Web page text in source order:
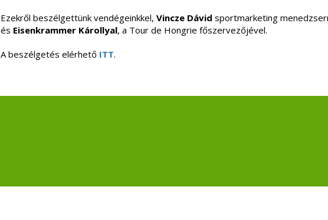
Ezekről beszélgettünk vendégeinkkel, Vincze Dávid sportmarketing
és Eisenkrammer Károllyal, a Tour de Hongrie főszervezőjével.
A beszélgetés elérhető ITT.